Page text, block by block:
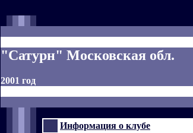
"Сатурн" Московская обл.
2001 год
Информация о клубе